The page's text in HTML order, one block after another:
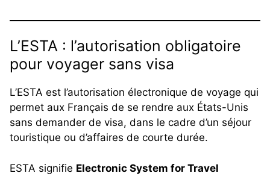
L’ESTA : l’autorisation obligatoire
pour voyager sans visa
L’ESTA est l’autorisation électronique de voyage qui
permet aux Français de se rendre aux États-Unis
sans demander de visa, dans le cadre d’un séjour
touristique ou d’affaires de courte durée.
ESTA signifie Electronic System for Travel